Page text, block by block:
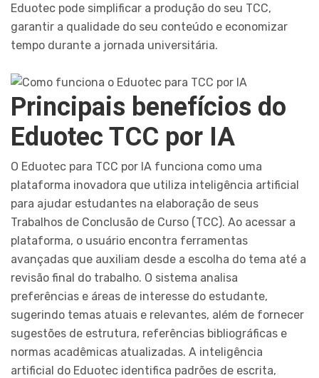
Eduotec pode simplificar a produção do seu TCC,
garantir a qualidade do seu conteúdo e economizar
tempo durante a jornada universitária.
Principais benefícios do
Eduotec TCC por IA
O Eduotec para TCC por IA funciona como uma
plataforma inovadora que utiliza inteligência artificial
para ajudar estudantes na elaboração de seus
Trabalhos de Conclusão de Curso (TCC). Ao acessar a
plataforma, o usuário encontra ferramentas
avançadas que auxiliam desde a escolha do tema até a
revisão final do trabalho. O sistema analisa
preferências e áreas de interesse do estudante,
sugerindo temas atuais e relevantes, além de fornecer
sugestões de estrutura, referências bibliográficas e
normas acadêmicas atualizadas. A inteligência
artificial do Eduotec identifica padrões de escrita,